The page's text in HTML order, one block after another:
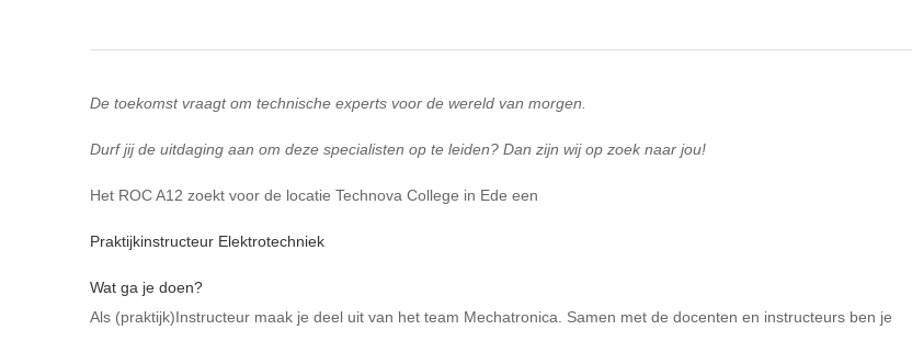
De toekomst vraagt om technische experts voor de wereld van morgen.
Durf jij de uitdaging aan om deze specialisten op te leiden? Dan zijn wij op zoek naar jou!
Het ROC A12 zoekt voor de locatie Technova College in Ede een
Praktijkinstructeur Elektrotechniek
Wat ga je doen?
Als (praktijk)Instructeur maak je deel uit van het team Mechatronica. Samen met de docenten en instructeurs ben je